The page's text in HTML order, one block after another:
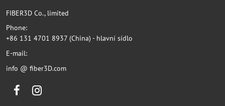
FIBER3D Co., limited
Phone:
+86 131 4701 8937 (China) - hlavní sídlo
E-mail:
info @ fiber3D.com
FacebookInstagram